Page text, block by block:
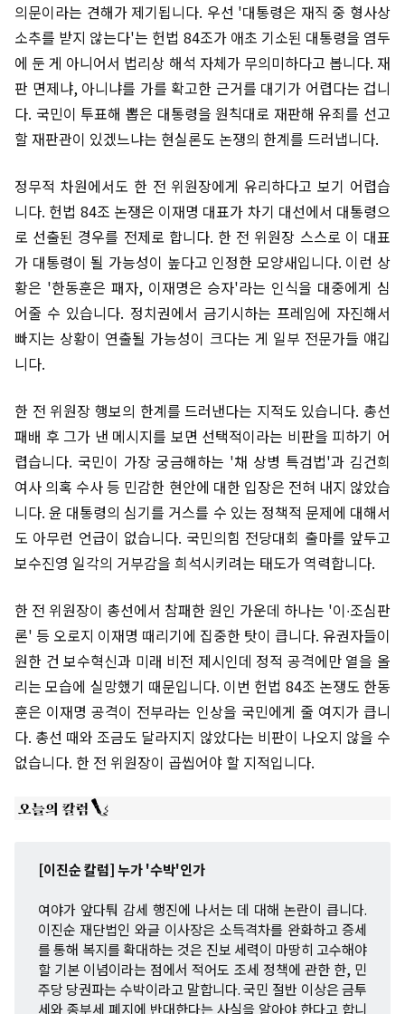
의문이라는 견해가 제기됩니다. 우선 '대통령은 재직 중 형사상
소추를 받지 않는다'는 헌법 84조가 애초 기소된 대통령을 염두
에 둔 게 아니어서 법리상 해석 자체가 무의미하다고 봅니다. 재
판 면제냐, 아니냐를 가를 확고한 근거를 대기가 어렵다는 겁니
다. 국민이 투표해 뽑은 대통령을 원칙대로 재판해 유죄를 선고
할 재판관이 있겠느냐는 현실론도 논쟁의 한계를 드러냅니다.
정무적 차원에서도 한 전 위원장에게 유리하다고 보기 어렵습
니다. 헌법 84조 논쟁은 이재명 대표가 차기 대선에서 대통령으
로 선출된 경우를 전제로 합니다. 한 전 위원장 스스로 이 대표
가 대통령이 될 가능성이 높다고 인정한 모양새입니다. 이런 상
황은 '한동훈은 패자, 이재명은 승자'라는 인식을 대중에게 심
어줄 수 있습니다. 정치권에서 금기시하는 프레임에 자진해서
빠지는 상황이 연출될 가능성이 크다는 게 일부 전문가들 얘깁
니다.
한 전 위원장 행보의 한계를 드러낸다는 지적도 있습니다. 총선
패배 후 그가 낸 메시지를 보면 선택적이라는 비판을 피하기 어
렵습니다. 국민이 가장 궁금해하는 '채 상병 특검법'과 김건희
여사 의혹 수사 등 민감한 현안에 대한 입장은 전혀 내지 않았습
니다. 윤 대통령의 심기를 거스를 수 있는 정책적 문제에 대해서
도 아무런 언급이 없습니다. 국민의힘 전당대회 출마를 앞두고
보수진영 일각의 거부감을 희석시키려는 태도가 역력합니다.
한 전 위원장이 총선에서 참패한 원인 가운데 하나는 '이∙조심판
론' 등 오로지 이재명 때리기에 집중한 탓이 큽니다. 유권자들이
원한 건 보수혁신과 미래 비전 제시인데 정적 공격에만 열을 올
리는 모습에 실망했기 때문입니다. 이번 헌법 84조 논쟁도 한동
훈은 이재명 공격이 전부라는 인상을 국민에게 줄 여지가 큽니
다. 총선 때와 조금도 달라지지 않았다는 비판이 나오지 않을 수
없습니다. 한 전 위원장이 곱씹어야 할 지적입니다.
[이진순 칼럼] 누가 '수박'인가
여야가 앞다퉈 감세 행진에 나서는 데 대해 논란이 큽니다.
이진순 재단법인 와글 이사장은 소득격차를 완화하고 증세
를 통해 복지를 확대하는 것은 진보 세력이 마땅히 고수해야
할 기본 이념이라는 점에서 적어도 조세 정책에 관한 한, 민
주당 당권파는 수박이라고 말합니다. 국민 절반 이상은 금투
세와 종부세 폐지에 반대한다는 사실을 알아야 한다고 합니